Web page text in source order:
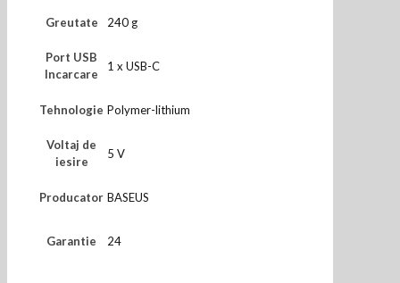
Greutate 240 g
Port USB
Incarcare
1 x USB-C
Tehnologie Polymer-lithium
Voltaj de
iesire
5 V
Producator BASEUS
Garantie 24